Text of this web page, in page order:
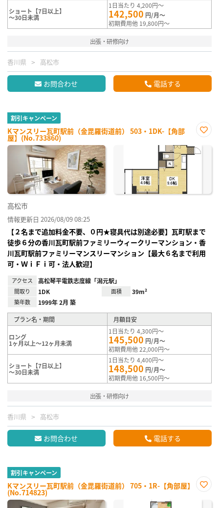
ショート【7日以上】
～30日未満
1日当たり 4,200円～
142,500 円/月～
初期費用他 19,800円～
出張・研修向け
香川県 高松市
お問合わせ 電話する
割引キャンペーン
Kマンスリー瓦町駅前（金毘羅街道前） 503・1DK-【角部
屋】(No.733860)
に入
り登
高松市
情報更新日 2026/08/09 08:25
【２名まで追加料金不要、０円★寝具代は別途必要】瓦町駅まで
徒歩６分の香川瓦町駅前ファミリーウィークリーマンション・香
川瓦町駅前ファミリーマンスリーマンション【最大６名まで利用
可・ＷｉＦｉ可・法人歓迎】
アクセス 高松琴平電鉄志度線「潟元駅」
間取り 1DK 面積 39m²
築年数 1999年 2月 築
プラン名・期間 月額目安
ロング
1ヶ月以上～12ヶ月未満
1日当たり 4,300円～
145,500 円/月～
初期費用他 22,000円～
ショート【7日以上】
～30日未満
1日当たり 4,400円～
148,500 円/月～
初期費用他 16,500円～
出張・研修向け
香川県 高松市
お問合わせ 電話する
割引キャンペーン
Kマンスリー瓦町駅前（金毘羅街道前） 705・1R-【角部屋】
(No.714823)
に入